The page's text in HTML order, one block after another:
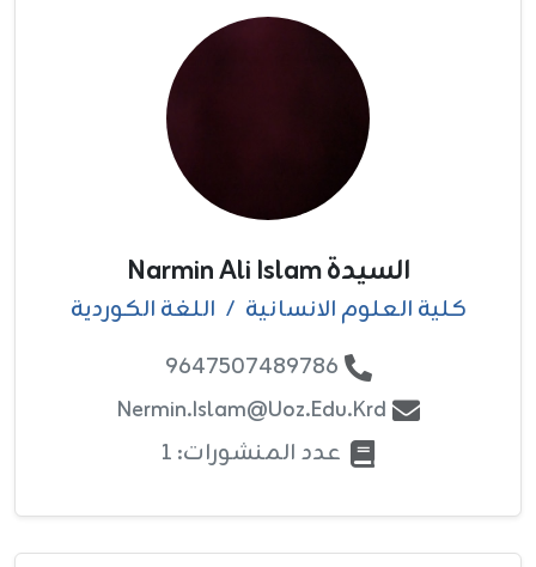
السيدة Narmin Ali Islam
كلية العلوم الانسانية / اللغة الكوردية
9647507489786
Nermin.islam@uoz.edu.krd
عدد المنشورات: 1